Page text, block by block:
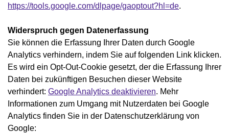
https://tools.google.com/dlpage/gaoptout?hl=de.
Widerspruch gegen Datenerfassung
Sie können die Erfassung Ihrer Daten durch Google
Analytics verhindern, indem Sie auf folgenden Link klicken.
Es wird ein Opt-Out-Cookie gesetzt, der die Erfassung Ihrer
Daten bei zukünftigen Besuchen dieser Website
verhindert: Google Analytics deaktivieren. Mehr
Informationen zum Umgang mit Nutzerdaten bei Google
Analytics finden Sie in der Datenschutzerklärung von
Google: